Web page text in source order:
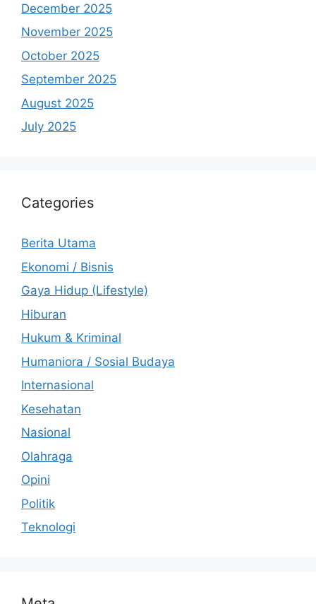
December 2025
November 2025
October 2025
September 2025
August 2025
July 2025
Categories
Berita Utama
Ekonomi / Bisnis
Gaya Hidup (Lifestyle)
Hiburan
Hukum & Kriminal
Humaniora / Sosial Budaya
Internasional
Kesehatan
Nasional
Olahraga
Opini
Politik
Teknologi